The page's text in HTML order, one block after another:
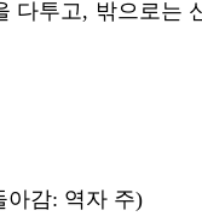
투고, 밖으로는
아감: 역자 주)